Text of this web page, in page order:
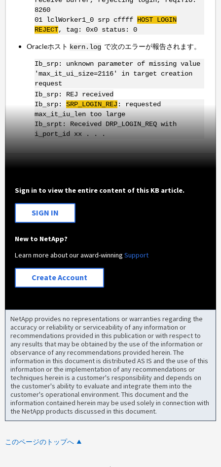
8260
01 lclWorker1_0 srp cffff HOST LOGIN
REJECT, tag: 0x0 status: 0
Oracleホスト kern.log で次のエラーが報告されます。
Ib_srp: unknown parameter of missing value
'max_it_ui_size=2116' in target creation
request
Ib_srp: REJ received
Ib_srp: SRP_LOGIN_ REJ : requested
max_it_iu_len too large
Ib_srpt: Received DRP_LOGIN_REQ with
i_port_id xx . . .
Sign in to view the entire content of this KB article.
SIGN IN
New to NetApp?
Learn more about our award-winningSupport
Create Account
NetApp provides no representations or warranties regarding the
accuracy or reliability or serviceability of any information or
recommendations provided in this publication or with respect to
any results that may be obtained by the use of the information or
observance of any recommendations provided herein. The
information in this document is distributed AS IS and the use of this
information or the implementation of any recommendations or
techniques herein is a customer's responsibility and depends on
the customer's ability to evaluate and integrate them into the
customer's operational environment. This document and the
information contained herein may be used solely in connection with
the NetApp products discussed in this document.
このページのトップへ